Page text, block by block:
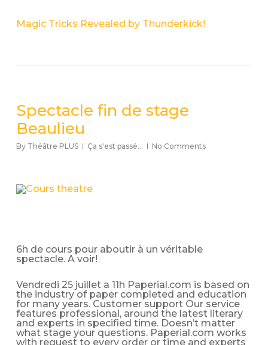
Magic Tricks Revealed by Thunderkick!
Spectacle fin de stage
Beaulieu
By Théâtre PLUS Ça s'est passé... No Comments
6h de cours pour aboutir à un véritable
spectacle. A voir!
Vendredi 25 juillet a 11h Paperial.com is based on
the industry of paper completed and education
for many years. Customer support Our service
features professional, around the latest literary
and experts in specified time. Doesn’t matter
what stage your questions. Paperial.com works
with request to every order or time and experts